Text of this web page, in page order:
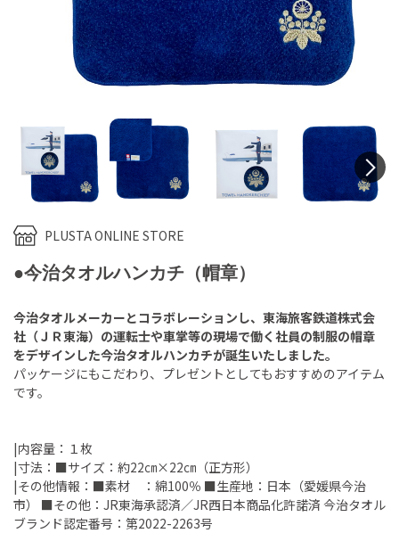
PLUSTA ONLINE STORE
●今治タオルハンカチ（帽章）
今治タオルメーカーとコラボレーションし、東海旅客鉄道株式会
社（ＪＲ東海）の運転士や車掌等の現場で働く社員の制服の帽章
をデザインした今治タオルハンカチが誕生いたしました。
パッケージにもこだわり、プレゼントとしてもおすすめのアイテム
です。
|内容量：１枚
|寸法：■サイズ：約22㎝×22㎝（正方形）
|その他情報：■素材 ：綿100％ ■生産地：日本（愛媛県今治
市） ■その他：JR東海承認済／JR西日本商品化許諾済 今治タオル
ブランド認定番号：第2022-2263号